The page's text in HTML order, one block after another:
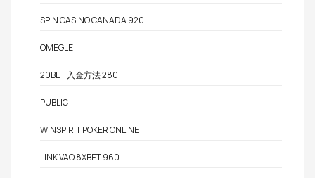
SPIN CASINO CANADA 920
OMEGLE
20BET 入金方法 280
PUBLIC
WINSPIRIT POKER ONLINE
LINK VAO 8XBET 960